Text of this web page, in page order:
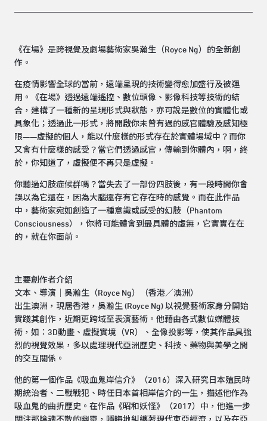
《在場》是跨視覺及劇場藝術家吳瀚生（Royce Ng）的全新創
作。
在疫情影響全球的當前，遠端呈現的技術變得愈加盛行及被運
用。《在場》透過遠端遙控、數位頭像、影像科技等技術的結
合，建構了一種新的呈現形式與狀態，亦可說是數位的實體化或
具象化；透過此一形式，將開啟你未曾有過的感官體驗及感知極
限——虛擬的個人，能以什麼樣的形式存在於實體場域中？而你
又會有什麼樣的感受？當它們透過感官，傳輸到你體內，啊，終
於，你知道了，虛擬便不再只是虛擬。
你聽過幻肢症候群嗎？當失去了一部份四肢後，有一段時間你會
誤以為它還在，因為大腦還存有它存在時的感覺。而在此作品
中，藝術家宛如創造了一種意識或感受的幻肢（Phantom
Consciousness），你將可能體會到最具體的虛無，它實實在在
的，就在你面前。
主要創作者介紹
文本、導演｜吳瀚生（Royce Ng）（香港／澳洲）
出生澳洲，現居香港，吳瀚生 (Royce Ng) 以視覺藝術家身分開始
實踐其創作，近期更跨域至表演藝術。他藉由各式數位媒體技
術，如：3D動畫、虛擬實境（VR）、全像投影等，使其作品具強
烈的視覺效果，多以處理現代亞洲歷史、科技、藥物與美學之間
的交互關係。
他的第一個作品《吸血鬼岸信介》（2016）深入研究日本殖民時
期統治者、二戰戰犯、時任日本首相岸信介的一生，描述他作為
吸血鬼的曲折歷史。在作品《昭和妖怪》（2017）中，他進一步